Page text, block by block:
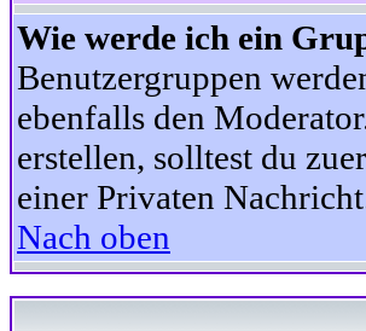
Wie werde ich ein
Benutzergruppen
ebenfalls den
erstellen, solltest du
einer Privaten
Nach oben